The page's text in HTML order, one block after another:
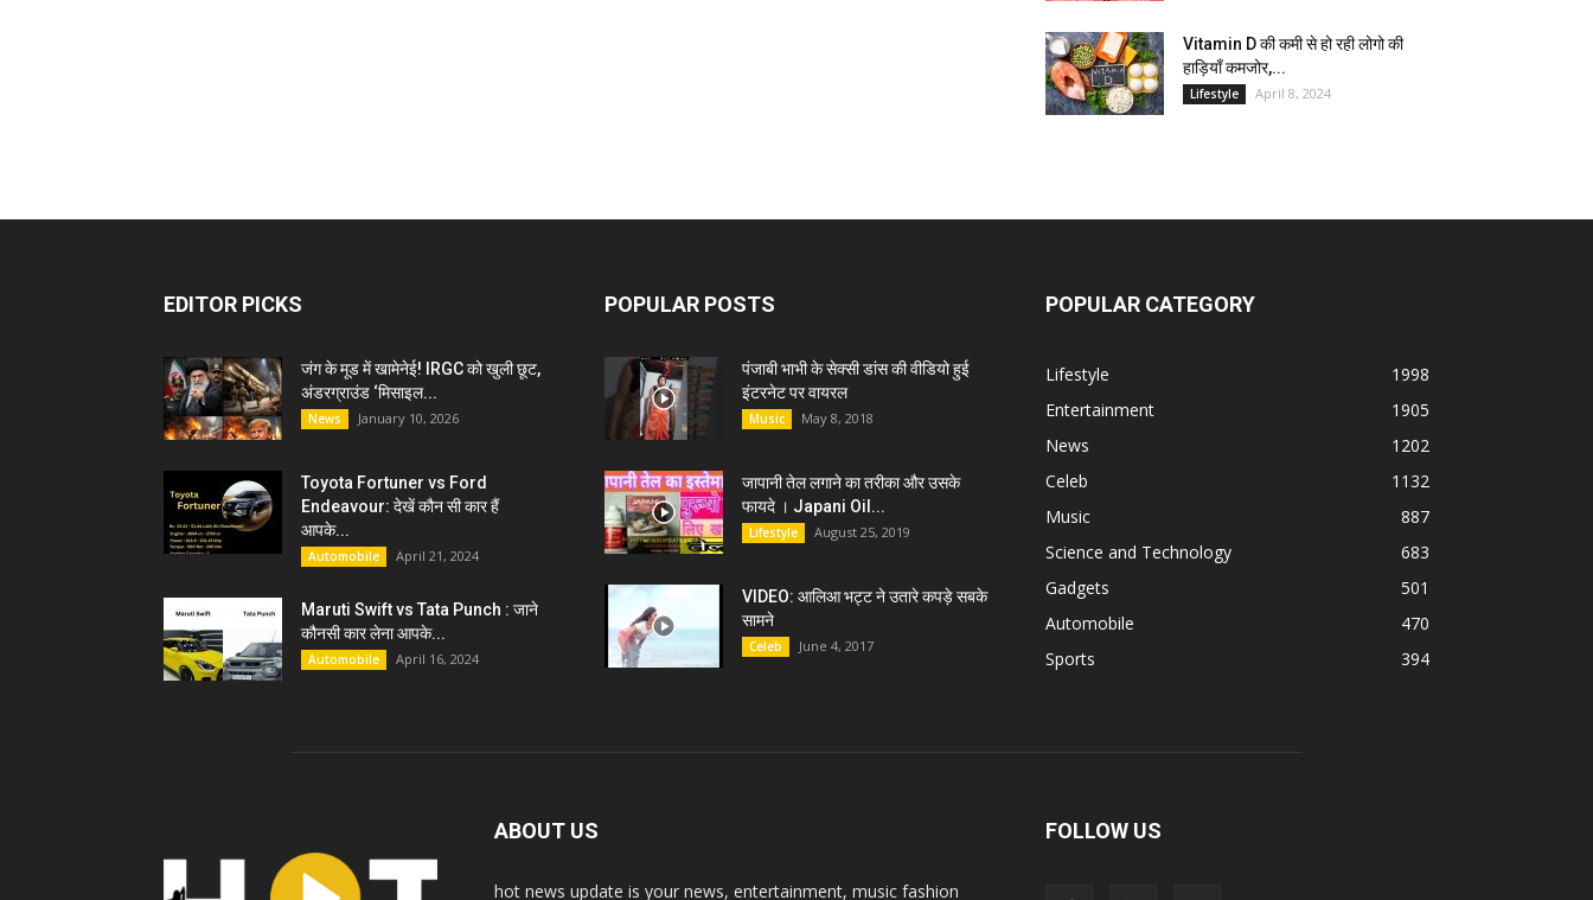
Vitamin D की कमी से हो रही लोगो की
हाड़ियाँ कमजोर,...
Lifestyle April 8, 2024
EDITOR PICKS
जंग के मूड में खामेनेई! IRGC को खुली छूट,
अंडरग्राउंड ‘मिसाइल...
News January 10, 2026
Toyota Fortuner vs Ford
Endeavour: देखें कौन सी कार हैं
आपके...
Automobile April 21, 2024
Maruti Swift vs Tata Punch : जाने
कौनसी कार लेना आपके...
Automobile April 16, 2024
POPULAR POSTS
पंजाबी भाभी के सेक्सी डांस की वीडियो हुई
इंटरनेट पर वायरल
Music May 8, 2018
जापानी तेल लगाने का तरीका और उसके
फायदे । Japani Oil...
Lifestyle August 25, 2019
VIDEO: आलिआ भट्ट ने उतारे कपड़े सबके
सामने
Celeb June 4, 2017
POPULAR CATEGORY
Lifestyle
1998
Entertainment
1905
News
1202
Celeb
1132
Music
887
Science and Technology
683
Gadgets
501
Automobile
470
Sports
394
ABOUT US
hot news update is your news, entertainment, music fashion
FOLLOW US